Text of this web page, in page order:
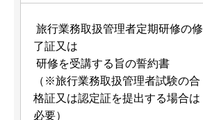
旅行業務取扱管理者定期研修の修
了証又は
研修を受講する旨の誓約書
（※旅行業務取扱管理者試験の合
格証又は認定証を提出する場合は
必要）